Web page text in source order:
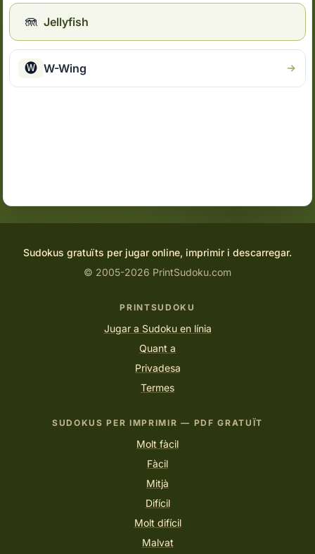
🪼 Jellyfish
🅦 W-Wing
Sudokus gratuïts per jugar online, imprimir i descarregar.
© 2005-2026 PrintSudoku.com
PRINTSUDOKU
Jugar a Sudoku en línia
Quant a
Privadesa
Termes
SUDOKUS PER IMPRIMIR — PDF GRATUÏT
Molt fàcil
Fàcil
Mitjà
Difícil
Molt difícil
Malvat